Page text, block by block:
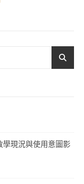
學現況與使用意圖影